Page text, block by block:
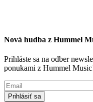
Nová hudba z Hummel
Prihláste sa na odber
ponukami z Hummel
Prihlásiť sa